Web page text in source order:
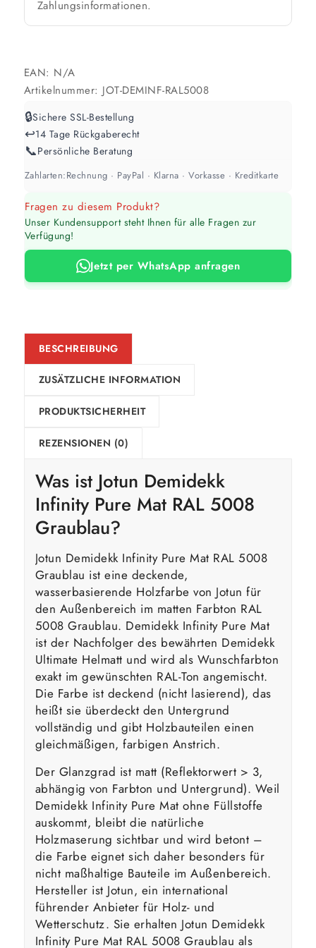
Werte sind Richtwerte und können je nach Untergrund und Werkzeug
abweichen. Für 10 % Reserve wird automatisch aufgerundet.
Zahlungsinformationen.
EAN: N/A
Artikelnummer: JOT-DEMINF-RAL5008
🔒Sichere SSL-Bestellung
↩️14 Tage Rückgaberecht
📞Persönliche Beratung
Zahlarten:Rechnung · PayPal · Klarna · Vorkasse · Kreditkarte
Fragen zu diesem Produkt?
Unser Kundensupport steht Ihnen für alle Fragen zur
Verfügung!
Jetzt per WhatsApp anfragen
BESCHREIBUNG
ZUSÄTZLICHE INFORMATION
PRODUKTSICHERHEIT
REZENSIONEN (0)
Was ist Jotun Demidekk
Infinity Pure Mat RAL 5008
Graublau?
Jotun Demidekk Infinity Pure Mat RAL 5008
Graublau ist eine deckende,
wasserbasierende Holzfarbe von Jotun für
den Außenbereich im matten Farbton RAL
5008 Graublau. Demidekk Infinity Pure Mat
ist der Nachfolger des bewährten Demidekk
Ultimate Helmatt und wird als Wunschfarbton
exakt im gewünschten RAL-Ton angemischt.
Die Farbe ist deckend (nicht lasierend), das
heißt sie überdeckt den Untergrund
vollständig und gibt Holzbauteilen einen
gleichmäßigen, farbigen Anstrich.
Der Glanzgrad ist matt (Reflektorwert > 3,
abhängig von Farbton und Untergrund). Weil
Demidekk Infinity Pure Mat ohne Füllstoffe
auskommt, bleibt die natürliche
Holzmaserung sichtbar und wird betont –
die Farbe eignet sich daher besonders für
nicht maßhaltige Bauteile im Außenbereich.
Hersteller ist Jotun, ein international
führender Anbieter für Holz- und
Wetterschutz. Sie erhalten Jotun Demidekk
Infinity Pure Mat RAL 5008 Graublau als